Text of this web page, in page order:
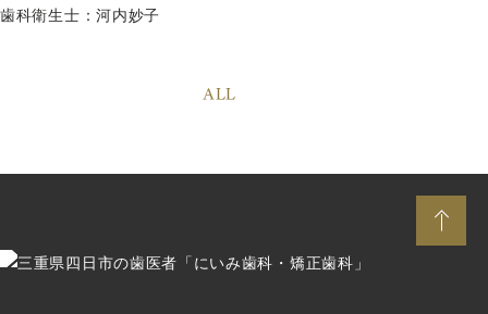
歯科衛生士：河内妙子
ALL